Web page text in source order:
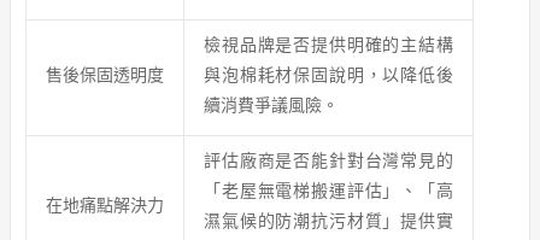
售後保固透明度
檢視品牌是否提供明確的主結構
與泡棉耗材保固說明，以降低後
續消費爭議風險。
在地痛點解決力
評估廠商是否能針對台灣常見的
「老屋無電梯搬運評估」、「高
濕氣候的防潮抗污材質」提供實